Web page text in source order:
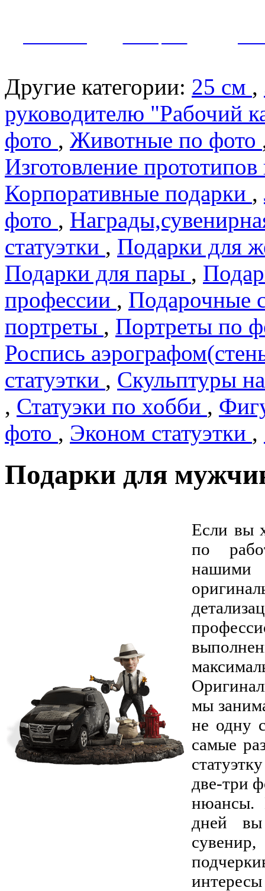
Другие категории: 25 см ,
руководителю "Рабочий
фото , Животные по фото
Изготовление
Корпоративные подарки ,
фото ,
статуэтки , Подарки для
Подарки для пары ,
профеcсии , Подарочные
портреты , Портреты по
Роспись
статуэтки , Скульптуры
, Статуэки по хобби ,
фото , Эконом статуэтки ,
Подарки для
Если вы
по
мы
не одну
самые
две-три
нюансы.
дней вы